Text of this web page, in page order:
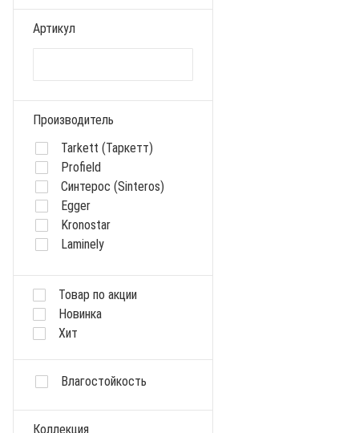
Артикул
Производитель
Tarkett (Таркетт)
Profield
Синтерос (Sinteros)
Egger
Kronostar
Laminely
Cronafloor
Kronospan
Kaindl
KronoSwiss
Kronopol
Товар по акции
Новинка
Хит
Влагостойкость
Коллекция